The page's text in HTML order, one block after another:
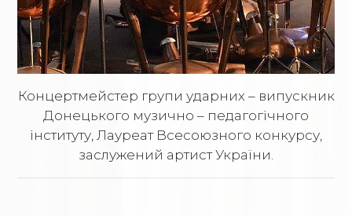
Концертмейстер групи ударних – випускник
Донецького музично – педагогічного
інституту, Лауреат Всесоюзного конкурсу,
заслужений артист України.